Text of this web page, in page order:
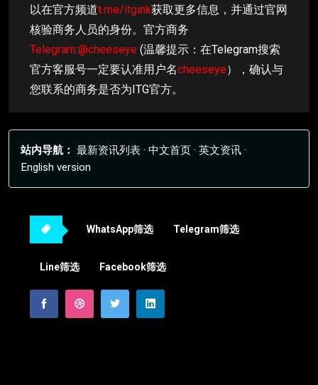
以在官方频道t.me/itgink获取更多信息，并通过官网
核验商务人员的身份。官方商务
Telegram:@cheeseye (温馨提示：在Telegram搜索
官方客服号一定要认准用户名cheeseye），确认与
您联系的商务是否为ITG官方。
站内导航： 最新资讯列表 · 中文首页 · 英文资讯 ·
English version
WhatsApp筛选 Telegram筛选
Line筛选 Facebook筛选